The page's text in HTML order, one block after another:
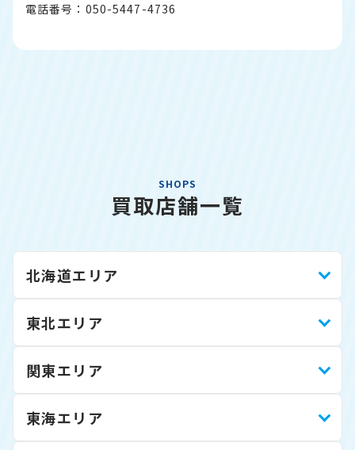
電話番号：050-5447-4736
SHOPS
買取店舗一覧
北海道エリア
東北エリア
関東エリア
東海エリア